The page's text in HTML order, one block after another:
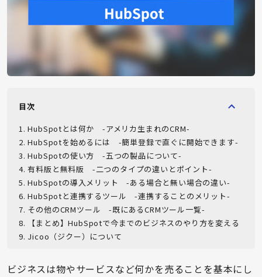
目次
1.HubSpotとは何か -アメリカ生まれのCRM-
2.HubSpotを始めるには -簡単登録で直ぐに開始できます-
3.HubSpotの使い方 -五つの製品について-
4.有料版と無料版 -二つのタイプの違いとポイント-
5.HubSpotの導入メリット -ある場合と無い場合の違い-
6.HubSpotと連携するツール -連携することのメリット-
7. その他のCRMツール -既にあるCRMツール一覧-
8.
【まとめ】HubSpotで今までのビジネスのやり方を変える
9. Jicoo（ジクー）について
ビジネスは物やサービスなど何かを売ることを基本にし